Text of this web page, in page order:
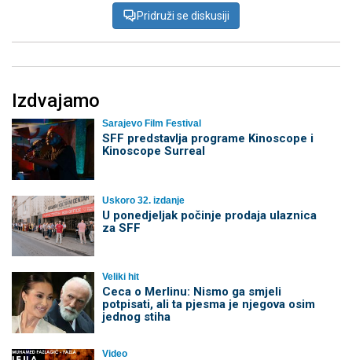
Pridruži se diskusiji
Izdvajamo
Sarajevo Film Festival
SFF predstavlja programe Kinoscope i
Kinoscope Surreal
Uskoro 32. izdanje
U ponedjeljak počinje prodaja ulaznica
za SFF
Veliki hit
Ceca o Merlinu: Nismo ga smjeli
potpisati, ali ta pjesma je njegova osim
jednog stiha
Video